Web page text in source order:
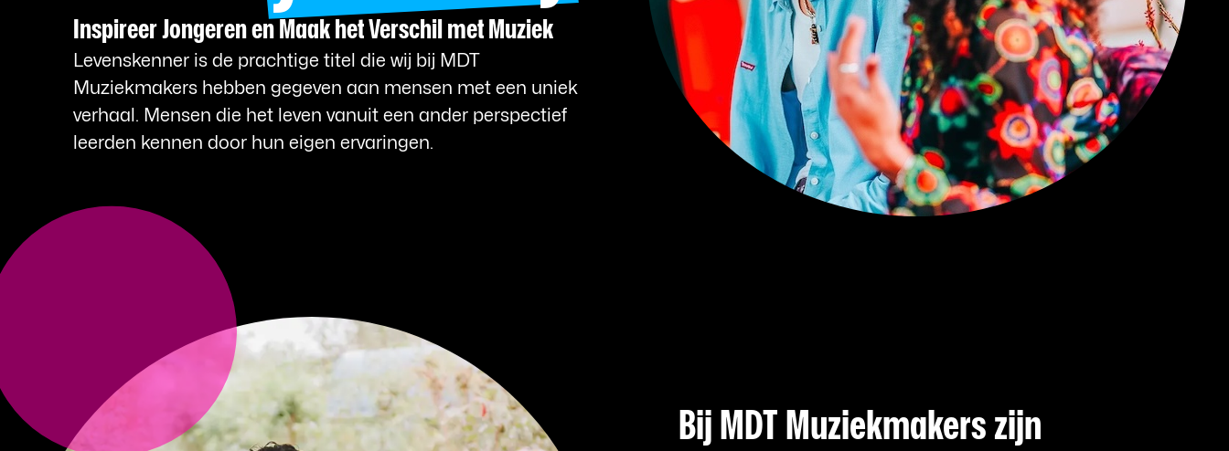
Inspireer Jongeren en Maak het Verschil met Muziek
Levenskenner is de prachtige titel die wij bij MDT
Muziekmakers hebben gegeven aan mensen met een uniek
verhaal. Mensen die het leven vanuit een ander perspectief
leerden kennen door hun eigen ervaringen.
Bij MDT Muziekmakers zijn